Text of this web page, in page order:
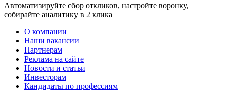
Автоматизируйте сбор откликов, настройте воронку,
собирайте аналитику в 2 клика
О компании
Наши вакансии
Партнерам
Реклама на сайте
Новости и статьи
Инвесторам
Кандидаты по профессиям